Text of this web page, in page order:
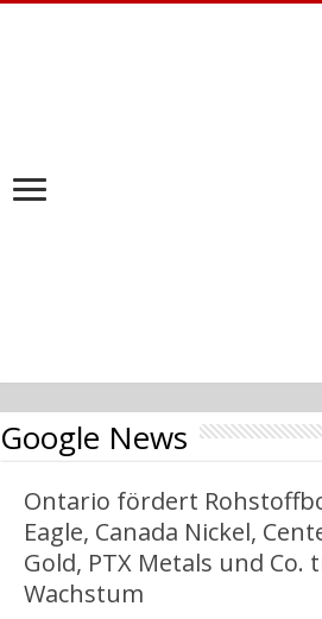
Google News
Ontario fördert
Eagle, Canada Nickel,
Gold, PTX Metals und Co.
Wachstum